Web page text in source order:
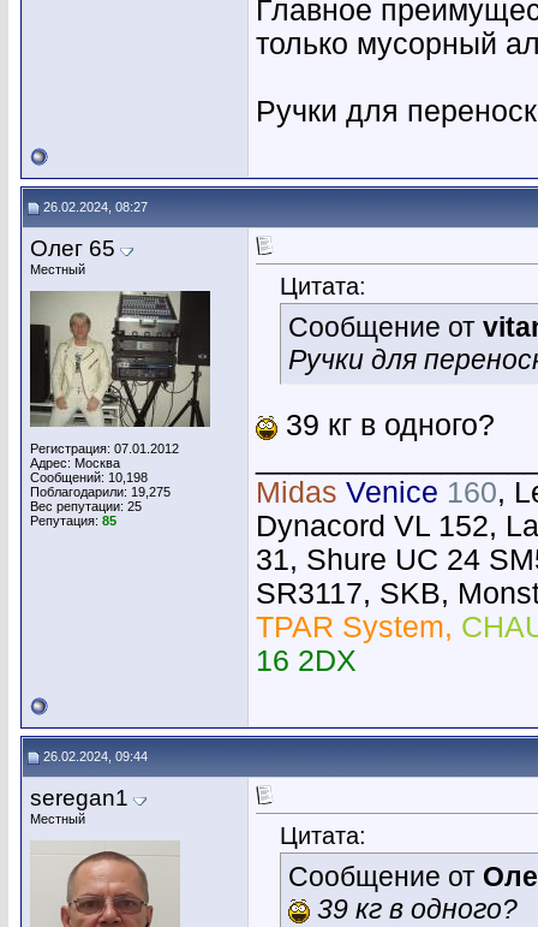
Главное
только мусорный
Ручки для
26.02.2024, 08:27
Олег 65
Местный
Регистрация: 07.01.2012
Адрес: Москва
Сообщений: 10,198
Поблагодарили: 19,275
Вес репутации: 25
Репутация: 85
Цитата:
Сообщение от
Ручки для
39 кг в одного?
Midas Venice 160,
Dynacord VL 152,
31, Shure UC 24
SR3117, SKB,
TPAR System,
16 2DX
26.02.2024, 09:44
seregan1
Местный
Цитата:
Сообщение от
39 кг в одного?